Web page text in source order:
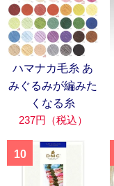
ハマナカ毛糸 あ
みぐるみが編みた
くなる糸
237円（税込）
10